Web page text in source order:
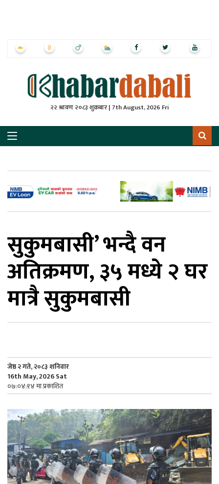
२२ श्रावण २०८३ शुक्रबार | 7th August, 2026 Fri
सुकुमबासी’ भन्दै वन
अतिक्रमण, ३५ मध्ये २ घर
मात्रै सुकुमबासी
जेष्ठ २ गते, २०८३ शनिवार
16th May, 2026 Sat
०७:०४:१४ मा प्रकाशित